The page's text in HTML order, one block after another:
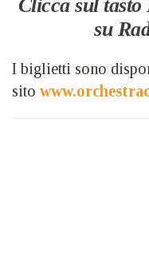
Clicca sul
su
I biglietti sono
sito